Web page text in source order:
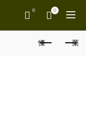
0 0